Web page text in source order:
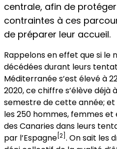
centrale, afin de
contraintes à ces
de préparer leur accueil.
Rappelons en effet que si le
décédées durant leurs
Méditerranée s’est élevé à
2020, ce chiffre s’élève déjà
semestre de cette année;
les 250 hommes, femmes
des Canaries dans leurs
par l’Espagne [2] . On sait les